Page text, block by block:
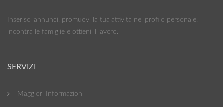
Inserisci annunci, promuovi la tua attività nel profilo personale,
incontra le famiglie e ottieni il lavoro.
SERVIZI
Maggiori Informazioni